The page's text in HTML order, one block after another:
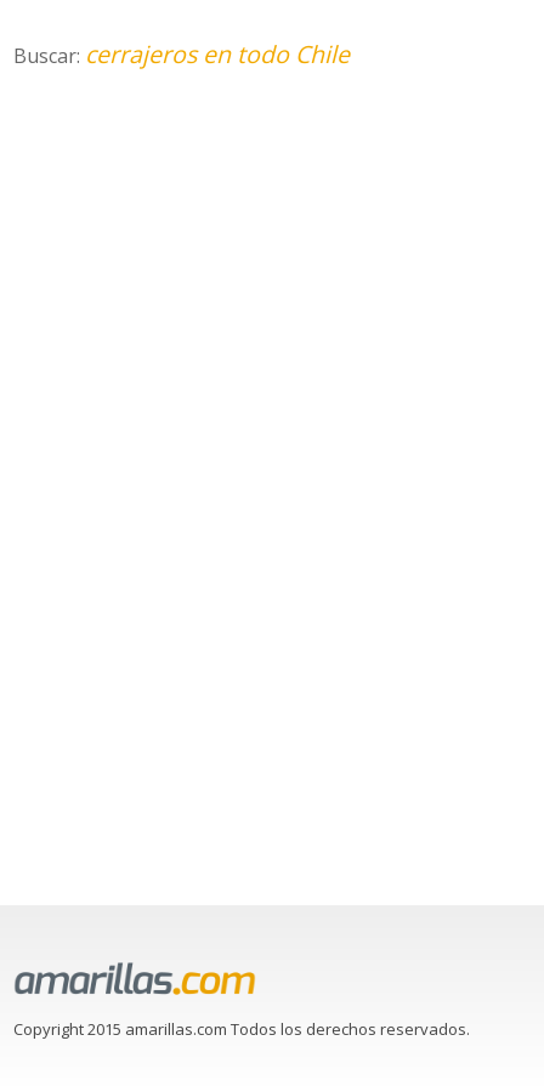
Buscar: cerrajeros en todo Chile
Copyright 2015 amarillas.com Todos los derechos reservados.